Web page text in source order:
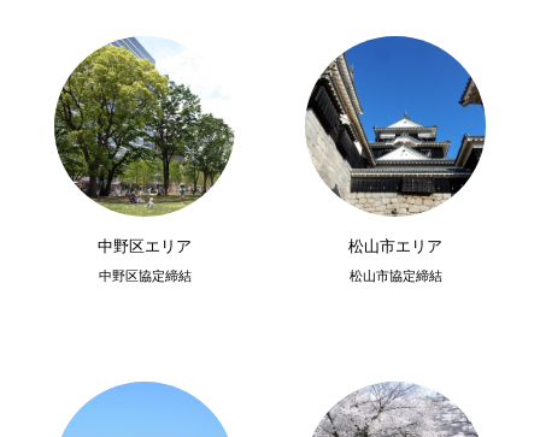
中野区エリア
中野区協定締結
松山市エリア
松山市協定締結